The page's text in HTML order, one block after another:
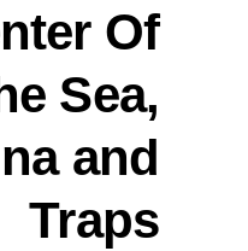
Of
Sea,
and
Traps